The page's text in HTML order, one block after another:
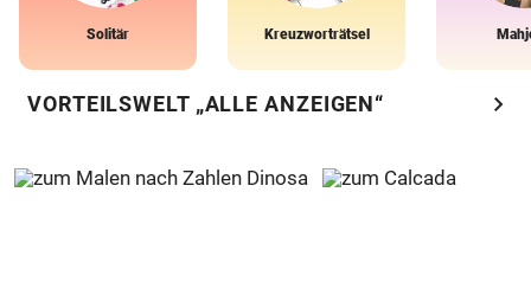
Solitär Kreuzworträtsel
VORTEILSWELT „ALLE ANZEIGEN“ chevron_right